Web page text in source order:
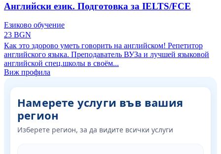
Английски език. Подготовка за IELTS/FCE
Езиково обучение
23 BGN
Как это здорово уметь говорить на английском! Репетитор
английского языка. Преподаватель ВУЗа и лучшей языковой
английской спец.школы в своём...
Виж профила
Намерете услуги във вашия
регион
Изберете регион, за да видите всички услуги